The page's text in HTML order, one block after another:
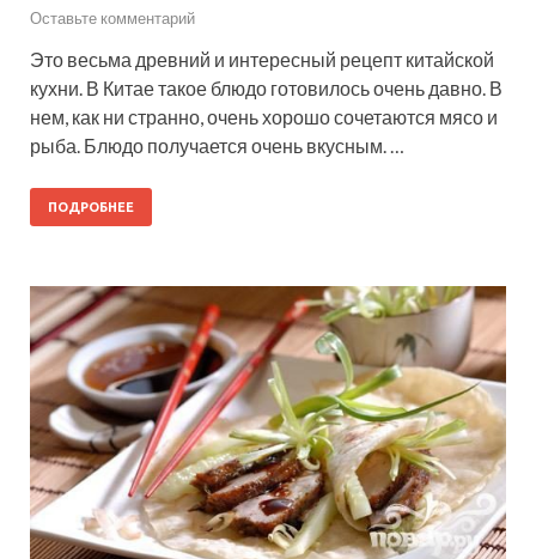
Оставьте комментарий
Это весьма древний и интересный рецепт китайской
кухни. В Китае такое блюдо готовилось очень давно. В
нем, как ни странно, очень хорошо сочетаются мясо и
рыба. Блюдо получается очень вкусным. …
ПОДРОБНЕЕ